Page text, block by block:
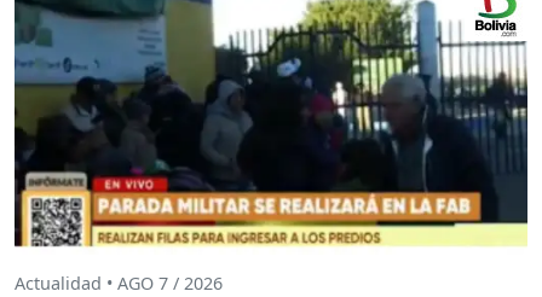
Actualidad • AGO 7 / 2026